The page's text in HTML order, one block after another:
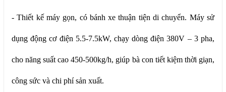
- Thiết kế máy gọn, có bánh xe thuận tiện di chuyển. Máy sử
dụng động cơ điện 5.5-7.5kW, chạy dòng điện 380V – 3 pha,
cho năng suất cao 450-500kg/h, giúp bà con tiết kiệm thời giạn,
công sức và chi phí sản xuất.